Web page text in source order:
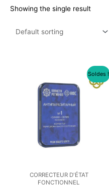
Showing the single result
Soldes !
CORRECTEUR D'ÉTAT
FONCTIONNEL